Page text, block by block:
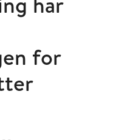
for